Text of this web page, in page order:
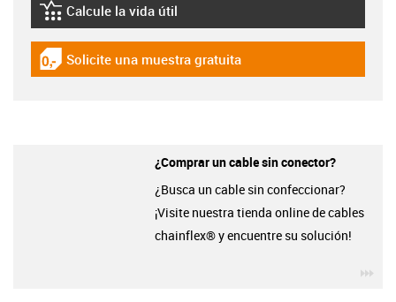
igus-icon-lebensdauerrechner
Calcule la vida útil
igus-icon-gratismuster
Solicite una muestra gratuita
¿Comprar un cable sin conector?
¿Busca un cable sin confeccionar?
¡Visite nuestra tienda online de cables
chainflex® y encuentre su solución!